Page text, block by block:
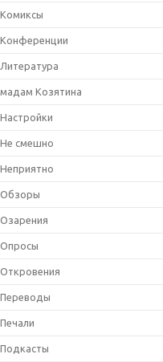
Комиксы
Конференции
Литература
мадам Козятина
Настройки
Не смешно
Неприятно
Обзоры
Озарения
Опросы
Откровения
Переводы
Печали
Подкасты